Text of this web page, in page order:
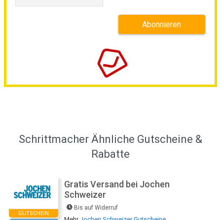
Schrittmacher Ähnliche Gutscheine &
Rabatte
GUTSCHEIN
Gratis Versand bei Jochen
Schweizer
Bis auf Widerruf